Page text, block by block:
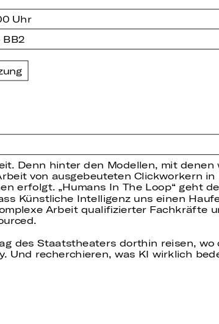
Uhr
BB2
Denn hinter den Modellen, mit
von ausgebeuteten Clickworkern
erfolgt. „Humans In The Loop“ geht
Künstliche Intelligenz uns einen
Arbeit qualifizierter Fachkräfte
des Staatstheaters dorthin reisen,
Und recherchieren, was KI wirklich